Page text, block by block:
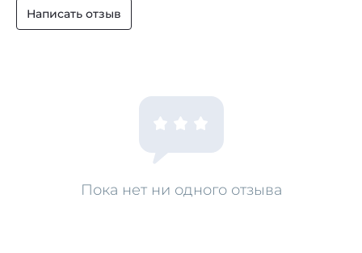
Написать отзыв
Пока нет ни одного отзыва